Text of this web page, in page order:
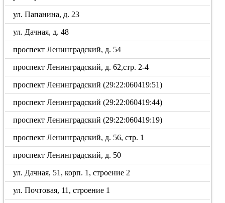
ул. Папанина, д. 23
ул. Дачная, д. 48
проспект Ленинградский, д. 54
проспект Ленинградский, д. 62,стр. 2-4
проспект Ленинградский (29:22:060419:51)
проспект Ленинградский (29:22:060419:44)
проспект Ленинградский (29:22:060419:19)
проспект Ленинградский, д. 56, стр. 1
проспект Ленинградский, д. 50
ул. Дачная, 51, корп. 1, строение 2
ул. Почтовая, 11, строение 1